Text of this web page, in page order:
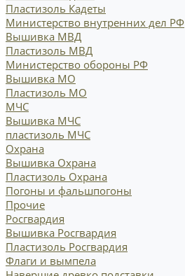
Пластизоль Кадеты
Министерство внутренних дел РФ
Вышивка МВД
Пластизоль МВД
Министерство обороны РФ
Вышивка МО
Пластизоль МО
МЧС
Вышивка МЧС
пластизоль МЧС
Охрана
Вышивка Охрана
Пластизоль Охрана
Погоны и фальшпогоны
Прочие
Росгвардия
Вышивка Росгвардия
Пластизоль Росгвардия
Флаги и вымпела